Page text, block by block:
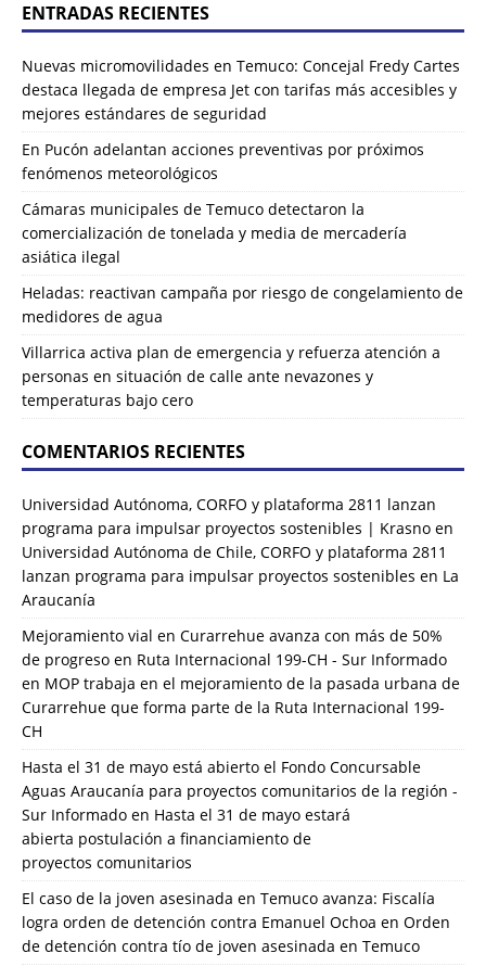
ENTRADAS RECIENTES
Nuevas micromovilidades en Temuco: Concejal Fredy Cartes
destaca llegada de empresa Jet con tarifas más accesibles y
mejores estándares de seguridad
En Pucón adelantan acciones preventivas por próximos
fenómenos meteorológicos
Cámaras municipales de Temuco detectaron la
comercialización de tonelada y media de mercadería
asiática ilegal
Heladas: reactivan campaña por riesgo de congelamiento de
medidores de agua
Villarrica activa plan de emergencia y refuerza atención a
personas en situación de calle ante nevazones y
temperaturas bajo cero
COMENTARIOS RECIENTES
Universidad Autónoma, CORFO y plataforma 2811 lanzan
programa para impulsar proyectos sostenibles | Krasno en
Universidad Autónoma de Chile, CORFO y plataforma 2811
lanzan programa para impulsar proyectos sostenibles en La
Araucanía
Mejoramiento vial en Curarrehue avanza con más de 50%
de progreso en Ruta Internacional 199-CH - Sur Informado
en MOP trabaja en el mejoramiento de la pasada urbana de
Curarrehue que forma parte de la Ruta Internacional 199-
CH
Hasta el 31 de mayo está abierto el Fondo Concursable
Aguas Araucanía para proyectos comunitarios de la región -
Sur Informado en Hasta el 31 de mayo estará
abierta postulación a financiamiento de
proyectos comunitarios
El caso de la joven asesinada en Temuco avanza: Fiscalía
logra orden de detención contra Emanuel Ochoa en Orden
de detención contra tío de joven asesinada en Temuco